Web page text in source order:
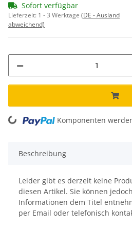
Sofort verfügbar
Lieferzeit: 1 - 3 Werktage (DE - Ausland
abweichend)
Loading... Komponenten
Beschreibung
Leider gibt es derzeit keine
diesen Artikel. Sie können
Informationen dem Titel
per Email oder telefonisch